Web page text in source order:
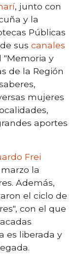
, junto con
y la
Públicas
sus canales
"Memoria y
de la Región
mujeres
aportes
Frei
la
Además,
el ciclo de
con el que
es liberada y